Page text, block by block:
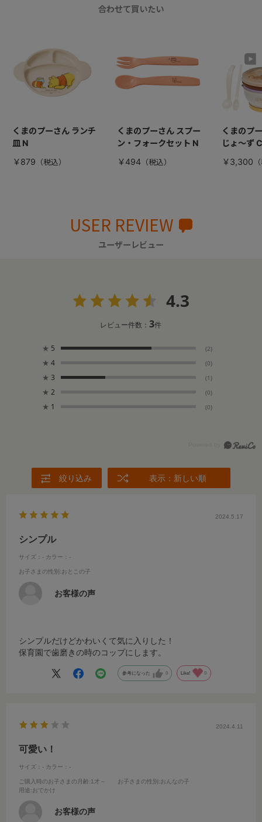
合わせて買いたい
くまのプーさん ランチ
皿 N
￥879
くまのプーさん スプー
ン・フォークセット N
￥494
くまのプ
じょ～ず
￥3,300
USER REVIEW
ユーザーレビュー
4.3
レビュー件数：3件
★ 5 (2)
★ 4 (0)
★ 3 (1)
★ 2 (0)
★ 1 (0)
絞り込み 表示：新しい順
2024.5.17
シンプル
サイズ：- カラー：-
お子さまの性別 :おとこの子
お客様の声
シンプルだけどかわいくて気に入りした！
保育園で歯磨きの時のコップにします。
参考になった 0 Like! 0
2024.4.11
可愛い！
サイズ：- カラー：-
ご購入時のお子さまの月齢:1才～ お子さまの性別 :おんなの子
用途:おでかけ
お客様の声